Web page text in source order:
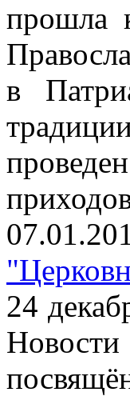
прошла
в
24